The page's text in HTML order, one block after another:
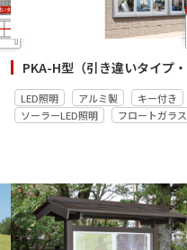
LED照明 アルミ製
キー付き
ソーラーLED照明
フロートガラス